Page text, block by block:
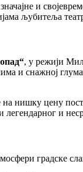
и
љубитеља
, у режији
и снажној
на нишку цену
и
градске